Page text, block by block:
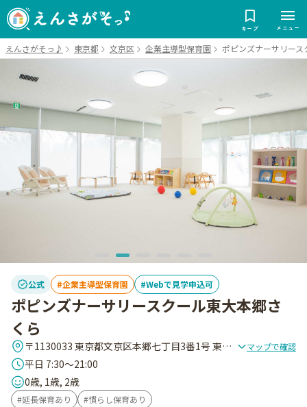
キープ メニュー
えんさがそっ♪ 東京都 文京区 企業主導型保育園 ポピンズナーサリー
公式 企業主導型保育園 Webで見学申込可
ポピンズナーサリースクール東大本郷さ
くら
〒1130033 東京都文京区本郷七丁目3番1号 東京大学本郷キャンパス 医学部総合中央館(医学図書館)地下1階 マップで確認
平日 7:30～21:00
0歳, 1歳, 2歳
延長保育あり 慣らし保育あり